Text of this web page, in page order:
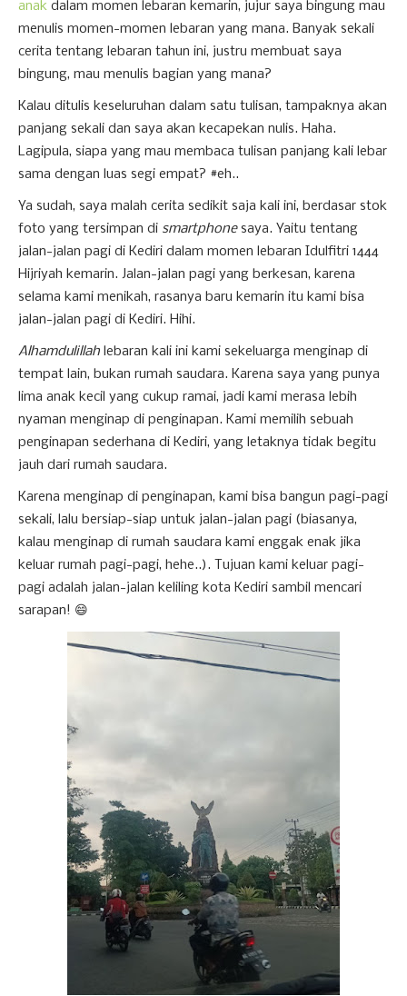
anak dalam momen lebaran kemarin, jujur saya bingung mau
menulis momen-momen lebaran yang mana. Banyak sekali
cerita tentang lebaran tahun ini, justru membuat saya
bingung, mau menulis bagian yang mana?
Kalau ditulis keseluruhan dalam satu tulisan, tampaknya akan
panjang sekali dan saya akan kecapekan nulis. Haha.
Lagipula, siapa yang mau membaca tulisan panjang kali lebar
sama dengan luas segi empat? #eh..
Ya sudah, saya malah cerita sedikit saja kali ini, berdasar stok
foto yang tersimpan di smartphonesaya. Yaitu tentang
jalan-jalan pagi di Kediri dalam momen lebaran Idulfitri 1444
Hijriyah kemarin. Jalan-jalan pagi yang berkesan, karena
selama kami menikah, rasanya baru kemarin itu kami bisa
jalan-jalan pagi di Kediri. Hihi.
Alhamdulillah lebaran kali ini kami sekeluarga menginap di
tempat lain, bukan rumah saudara. Karena saya yang punya
lima anak kecil yang cukup ramai, jadi kami merasa lebih
nyaman menginap di penginapan. Kami memilih sebuah
penginapan sederhana di Kediri, yang letaknya tidak begitu
jauh dari rumah saudara.
Karena menginap di penginapan, kami bisa bangun pagi-pagi
sekali, lalu bersiap-siap untuk jalan-jalan pagi (biasanya,
kalau menginap di rumah saudara kami enggak enak jika
keluar rumah pagi-pagi, hehe..). Tujuan kami keluar pagi-
pagi adalah jalan-jalan keliling kota Kediri sambil mencari
sarapan! 😄